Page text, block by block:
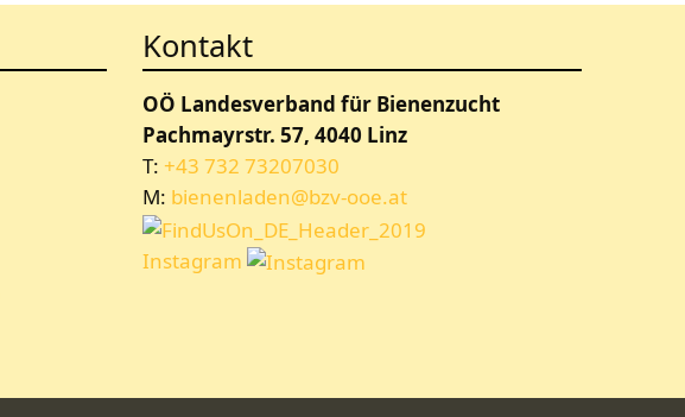
Kontakt
OÖ Landesverband für Bienenzucht
Pachmayrstr. 57, 4040 Linz
T: +43 732 73207030
M: bienenladen@bzv-ooe.at
Instagram